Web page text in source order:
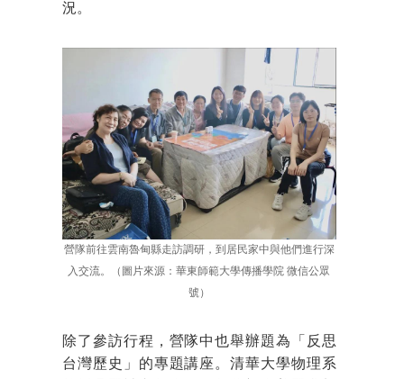
況。
營隊前往雲南魯甸縣走訪調研，到居民家中與他們進行深
入交流。（圖片來源：華東師範大學傳播學院 微信公眾
號）
除了參訪行程，營隊中也舉辦題為「反思
台灣歷史」的專題講座。清華大學物理系